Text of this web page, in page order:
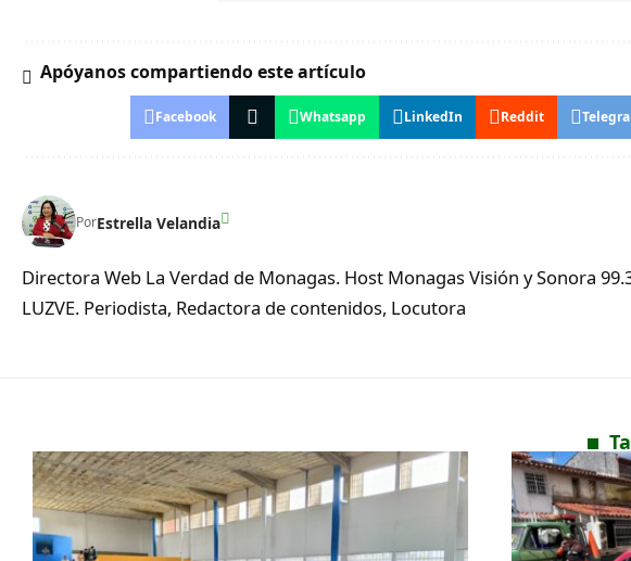
Apóyanos compartiendo este artículo
Facebook Whatsapp LinkedIn Reddit
PorEstrella Velandia
Directora Web La Verdad de Monagas. Host Monagas Visión y Sonora
LUZVE. Periodista, Redactora de contenidos, Locutora